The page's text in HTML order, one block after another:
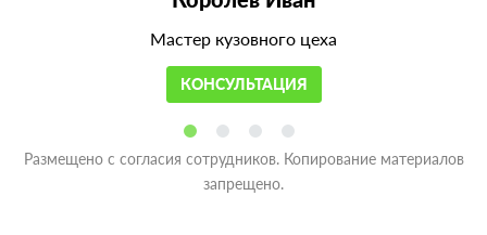
Мастер кузовного цеха
КОНСУЛЬТАЦИЯ
Размещено с согласия сотрудников. Копирование материалов
запрещено.